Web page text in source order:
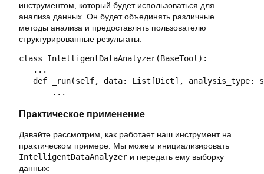
инструментом, который будет использоваться для
анализа данных. Он будет объединять различные
методы анализа и предоставлять пользователю
структурированные результаты:
class IntelligentDataAnalyzer(BaseTool):
   ...
def _run(self, data: List[Dict], analysis_type:
Практическое применение
Давайте рассмотрим, как работает наш инструмент на
практическом примере. Мы можем инициализировать
IntelligentDataAnalyzer и передать ему выборку
данных: